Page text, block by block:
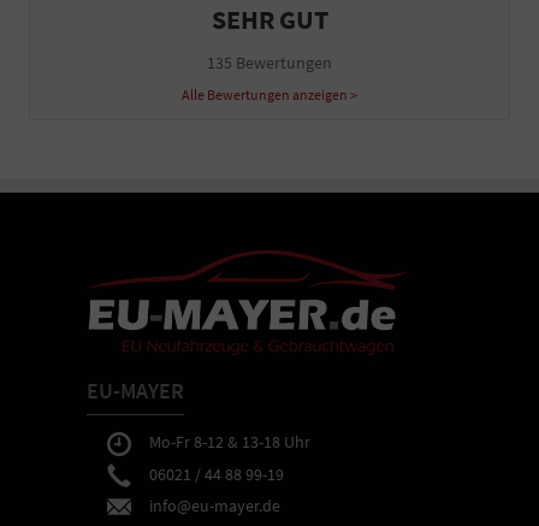
SEHR GUT
135 Bewertungen
Alle Bewertungen anzeigen >
EU-MAYER
Mo-Fr 8-12 & 13-18 Uhr
06021 / 44 88 99-19
info@eu-mayer.de